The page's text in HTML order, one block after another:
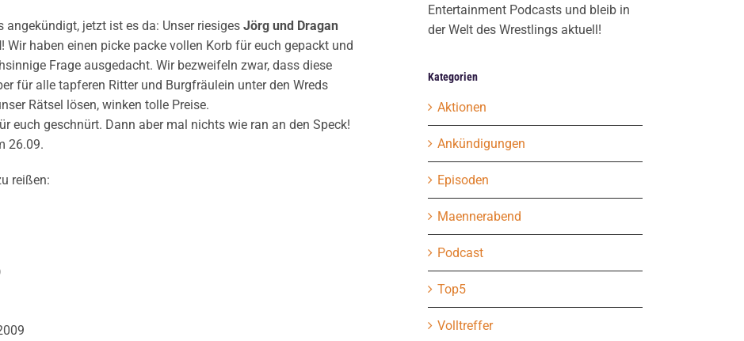
angekündigt, jetzt ist es da: Unser riesigesJörg und Dragan
! Wir haben einen picke packe vollen Korb für euch gepackt und
Frage ausgedacht. Wir bezweifeln zwar, dass diese
für alle tapferen Ritter und Burgfräulein unter den Wreds
Rätsel lösen, winken tolle Preise.
euch geschnürt. Dann aber mal nichts wie ran an den Speck!
26.09.
reißen:
Entertainment Podcasts und bleib in
der Welt des Wrestlings aktuell!
Kategorien
Aktionen
Ankündigungen
Episoden
Maennerabend
Podcast
Top5
Volltreffer